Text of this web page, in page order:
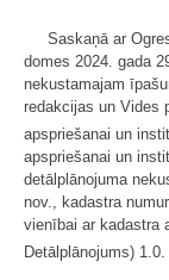
Saskaņā ar
domes 2024. gada
nekustamajam
redakcijas un Vides
apspriešanai un
apspriešanai un
detālplānojuma
nov., kadastra
vienībai ar kadastra
Detālplānojums)